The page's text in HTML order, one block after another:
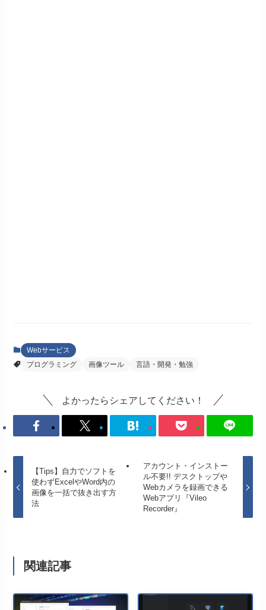
Webサービス
プログラミング
画像ツール 言語・開発・勉強
よかったらシェアしてください！
【Tips】自力でソフトを
使わずExcelやWord内の
画像を一括で抜き出す方
法
アカウント・インストー
ル不要!! デスクトップや
Webカメラを録画できる
Webアプリ『Vileo
Recorder』
関連記事